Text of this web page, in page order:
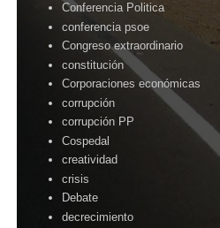
Conferencia Politica
conferencia psoe
Congreso extraordinario
constitución
Corporaciones económicas
corrupción
corrupción PP
Cospedal
creatividad
crisis
Debate
decrecimiento